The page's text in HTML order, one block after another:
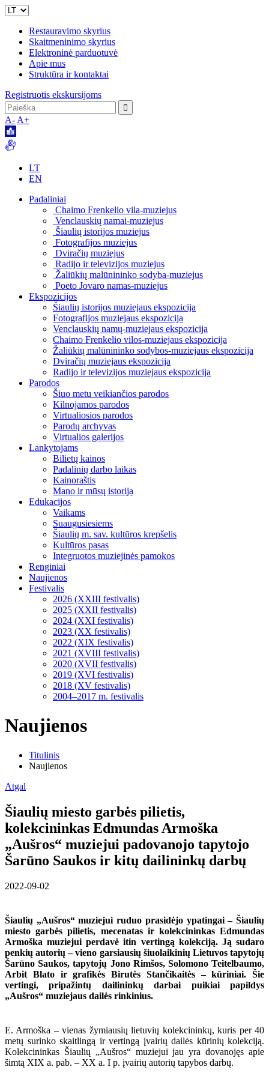
Restauravimo skyrius
Skaitmeninimo skyrius
Elektroninė parduotuvė
Apie mus
Struktūra ir kontaktai
Registruotis ekskursijoms
A- A+
LT
EN
Padaliniai
Chaimo Frenkelio vila-muziejus
Venclauskių namai-muziejus
Šiaulių istorijos muziejus
Fotografijos muziejus
Dviračių muziejus
Radijo ir televizijos muziejus
Žaliūkių malūnininko sodyba-muziejus
Poeto Jovaro namas-muziejus
Ekspozicijos
Šiaulių istorijos muziejaus ekspozicija
Fotografijos muziejaus ekspozicija
Venclauskių namų-muziejaus ekspozicija
Chaimo Frenkelio vilos-muziejaus ekspozicija
Žaliūkių malūnininko sodybos-muziejaus ekspozicija
Dviračių muziejaus ekspozicija
Radijo ir televizijos muziejaus ekspozicija
Parodos
Šiuo metu veikiančios parodos
Kilnojamos parodos
Virtualiosios parodos
Parodų archyvas
Virtualios galerijos
Lankytojams
Bilietų kainos
Padalinių darbo laikas
Kainoraštis
Mano ir mūsų istorija
Edukacijos
Vaikams
Suaugusiesiems
Šiaulių m. sav. kultūros krepšelis
Kultūros pasas
Integruotos muziejinės pamokos
Renginiai
Naujienos
Festivalis
2026 (XXIII festivalis)
2025 (XXII festivalis)
2024 (XXI festivalis)
2023 (XX festivalis)
2022 (XIX festivalis)
2021 (XVIII festivalis)
2020 (XVII festivalis)
2019 (XVI festivalis)
2018 (XV festivalis)
2004–2017 m. festivalis
Naujienos
Titulinis
Naujienos
Atgal
Šiaulių miesto garbės pilietis,
kolekcininkas Edmundas Armoška
„Aušros“ muziejui padovanojo tapytojo
Šarūno Saukos ir kitų dailininkų darbų
2022-09-02
Šiaulių „Aušros“ muziejui ruduo prasidėjo ypatingai – Šiaulių
miesto garbės pilietis, mecenatas ir kolekcininkas Edmundas
Armoška muziejui perdavė itin vertingą kolekciją. Ją sudaro
penkių autorių – vieno garsiausių šiuolaikinių Lietuvos tapytojų
Šarūno Saukos, tapytojų Jono Rimšos, Solomono Teitelbaumo,
Arbit Blato ir grafikės Birutės Stančikaitės – kūriniai. Šie
vertingi, pripažintų dailininkų darbai puikiai papildys
„Aušros“ muziejaus dailės rinkinius.
E. Armoška – vienas žymiausių lietuvių kolekcininkų, kuris per 40
metų surinko skaitlingą ir vertingą įvairių dailės kūrinių kolekciją.
Kolekcininkas Šiaulių „Aušros“ muziejui jau yra dovanojęs apie
šimtą XIX a. pab. – XX a. I p. įvairių autorių tapybos darbų.